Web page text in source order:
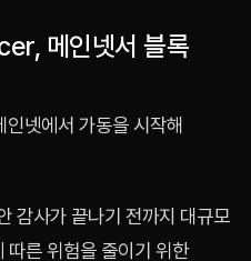
메인넷서 블록
넷에서 가동을 시작해
감사가 끝나기 전까지 대규모
따른 위험을 줄이기 위한